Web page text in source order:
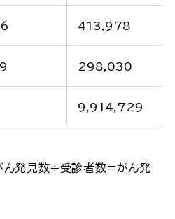
413,978
298,030
9,914,729
発見数÷受診者数=がん発